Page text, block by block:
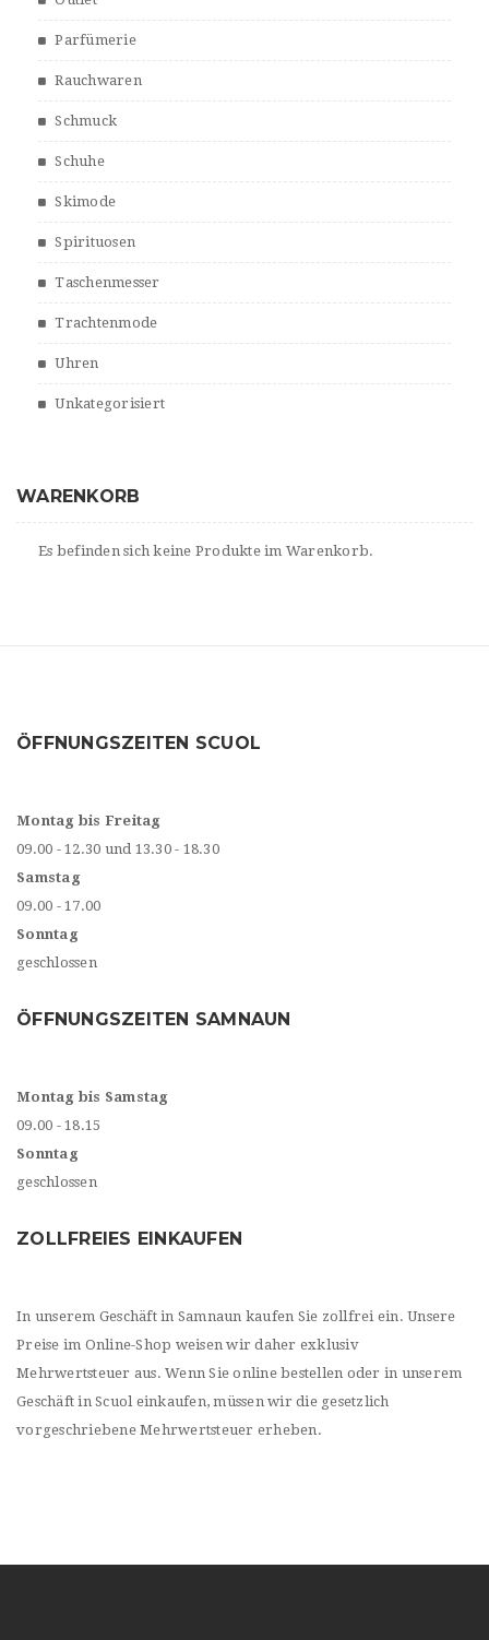
Parfümerie
Rauchwaren
Schmuck
Schuhe
Skimode
Spirituosen
Taschenmesser
Trachtenmode
Uhren
Unkategorisiert
WARENKORB
Es befinden sich keine Produkte im Warenkorb.
ÖFFNUNGSZEITEN SCUOL
Montag bis Freitag
09.00 - 12.30 und 13.30 - 18.30
Samstag
09.00 - 17.00
Sonntag
geschlossen
ÖFFNUNGSZEITEN SAMNAUN
Montag bis Samstag
09.00 - 18.15
Sonntag
geschlossen
ZOLLFREIES EINKAUFEN
In unserem Geschäft in Samnaun kaufen Sie zollfrei ein. Unsere
Preise im Online-Shop weisen wir daher exklusiv
Mehrwertsteuer aus. Wenn Sie online bestellen oder in unserem
Geschäft in Scuol einkaufen, müssen wir die gesetzlich
vorgeschriebene Mehrwertsteuer erheben.